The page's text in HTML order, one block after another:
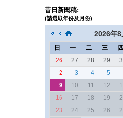
昔日新聞稿:
(請選取年份及月份)
2026年8
日 一 二 三 四
26
27 28 29
2
3 4 5
9
10 11 12
16
17 18 19
23
24 25 26